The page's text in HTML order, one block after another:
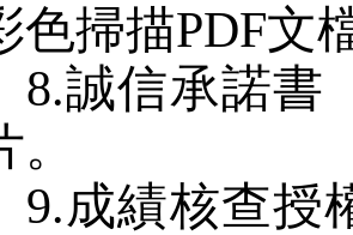
色掃描PDF文
8.誠信承諾書
。
9.成績核查授